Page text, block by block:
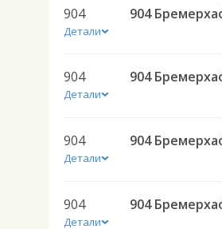
904
Детали
904
Детали
904
Детали
904
Детали